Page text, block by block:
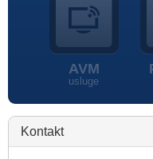
AVM
usluge
Kontakt